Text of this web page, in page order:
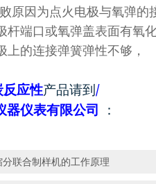
原因为点火电极与氧弹的
端口或氧弹盖表面有氧化
的连接弹簧弹性不够，
反应性产品请到 /
器仪表有限公司 ：
分联合制样机的工作原理